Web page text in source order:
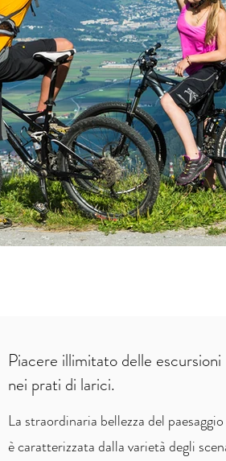
Piacere illimitato delle escursioni
nei prati di larici.
La straordinaria bellezza del
è caratterizzata dalla varietà degli